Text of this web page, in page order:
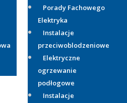
Porady Fachowego
Elektryka
Instalacje
przeciwoblodzeniowe
Elektryczne
ogrzewanie
podłogowe
Instalacje